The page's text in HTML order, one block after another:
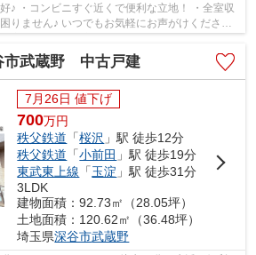
♪ ・コンビニすぐ近くで便利な立地！ ・全室収
軽にお声がけください♪
市武蔵野 中古戸建
7月26日 値下げ
700万円
秩父鉄道 「桜沢 」駅 徒歩12分
秩父鉄道 「小前田 」駅 徒歩19分
東武東上線 「玉淀 」駅 徒歩31分
3LDK
建物面積：92.73㎡（28.05坪）
土地面積：120.62㎡（36.48坪）
埼玉県深谷市武蔵野